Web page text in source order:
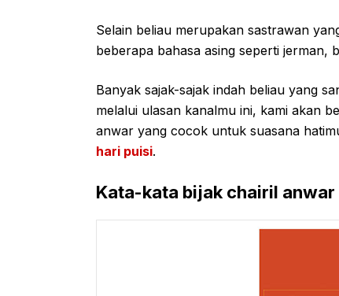
Selain beliau merupakan sastrawan
beberapa bahasa asing seperti jerman,
Banyak sajak-sajak indah beliau yang
melalui ulasan kanalmu ini, kami akan
anwar yang cocok untuk suasana
hari puisi.
Kata-kata bijak chairil